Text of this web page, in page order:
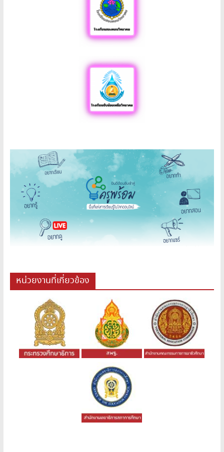
หน่วยงานที่เกี่ยวข้อง